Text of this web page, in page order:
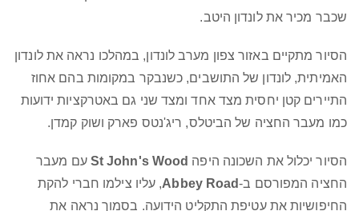
שכבר מכיר את לונדון היטב.
הסיור מתקיים באזור צפון מערב לונדון, במהלכו נראה את לונדון
האמיתית, לונדון של התושבים, כשנבקר במקומות בהם אחוז
התיירים קטן יחסית מצד אחד ומצד שני גם באטרקציות ידועות
כמו מעבר החציה של הביטלס, ריג'נטס פארק ושוק קמדן.
הסיור יכלול את השכונה היפה St John's Wood עם מעבר
החציה המפורסם ב-Abbey Road, עליו צילמו חברי להקת
החיפושיות את עטיפת התקליט הידועה. בסמוך נראה את